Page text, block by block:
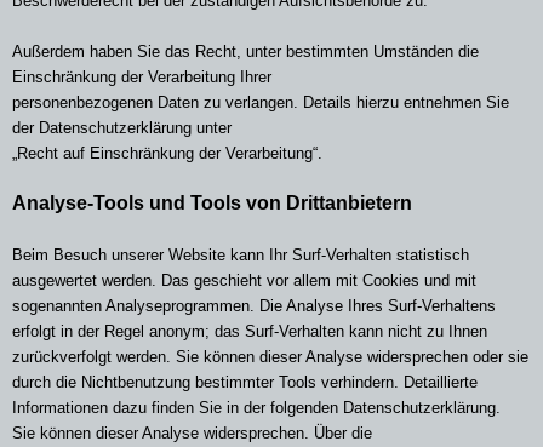
Außerdem haben Sie das Recht, unter bestimmten Umständen die
Einschränkung der Verarbeitung Ihrer
personenbezogenen Daten zu verlangen. Details hierzu entnehmen Sie
der Datenschutzerklärung unter
„Recht auf Einschränkung der Verarbeitung“.
Analyse-Tools und Tools von Drittanbietern
Beim Besuch unserer Website kann Ihr Surf-Verhalten statistisch
ausgewertet werden. Das geschieht vor allem mit Cookies und mit
sogenannten Analyseprogrammen. Die Analyse Ihres Surf-Verhaltens
erfolgt in der Regel anonym; das Surf-Verhalten kann nicht zu Ihnen
zurückverfolgt werden. Sie können dieser Analyse widersprechen oder sie
durch die Nichtbenutzung bestimmter Tools verhindern. Detaillierte
Informationen dazu finden Sie in der folgenden Datenschutzerklärung.
Sie können dieser Analyse widersprechen. Über die